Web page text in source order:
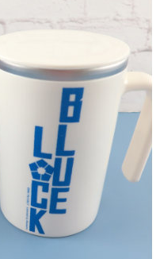
為交易完成。
但若您需要取消訂單，請聯絡
視為有效，需透過AFTEE先享
結帳頁面顯示為準，若有關於
問，請聯繫「AFTEE先享後付
support/home
先享後付」服務完成之交
並將交易相關給付款項請求債
：
監護人之同意方可使用
起之損失，本公司不負相關責
查看運費